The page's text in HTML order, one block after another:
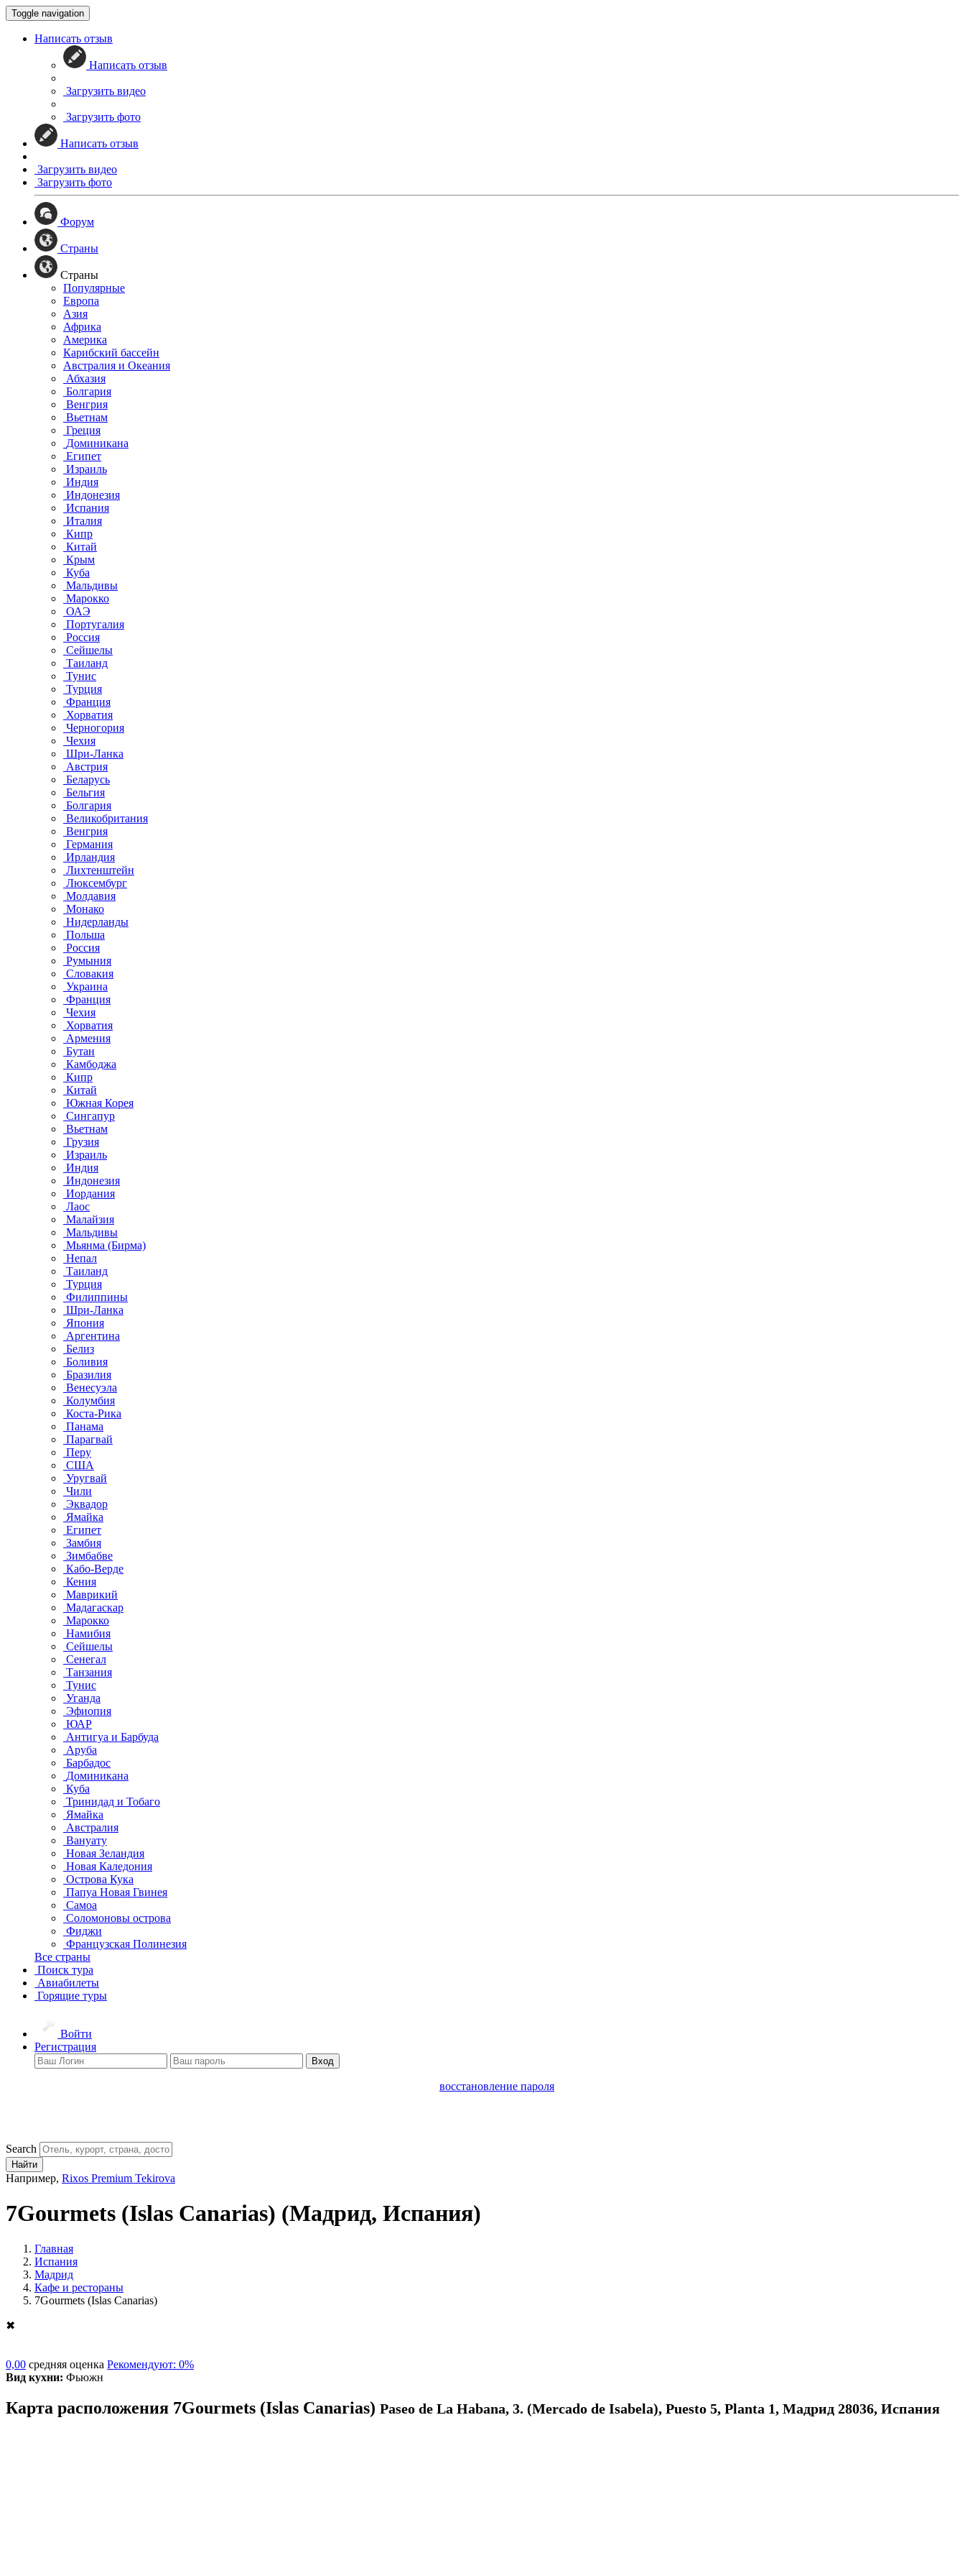
Toggle navigation
Написать отзыв
Написать отзыв
Загрузить видео
Загрузить фото
Написать отзыв
Загрузить видео
Загрузить фото
Форум
Страны
Страны
Популярные
Европа
Азия
Африка
Америка
Карибский бассейн
Австралия и Океания
Абхазия
Болгария
Венгрия
Вьетнам
Греция
Доминикана
Египет
Израиль
Индия
Индонезия
Испания
Италия
Кипр
Китай
Крым
Куба
Мальдивы
Марокко
ОАЭ
Португалия
Россия
Сейшелы
Таиланд
Тунис
Турция
Франция
Хорватия
Черногория
Чехия
Шри-Ланка
Австрия
Беларусь
Бельгия
Болгария
Великобритания
Венгрия
Германия
Ирландия
Лихтенштейн
Люксембург
Молдавия
Монако
Нидерланды
Польша
Россия
Румыния
Словакия
Украина
Франция
Чехия
Хорватия
Армения
Бутан
Камбоджа
Кипр
Китай
Южная Корея
Сингапур
Вьетнам
Грузия
Израиль
Индия
Индонезия
Иордания
Лаос
Малайзия
Мальдивы
Мьянма (Бирма)
Непал
Таиланд
Турция
Филиппины
Шри-Ланка
Япония
Аргентина
Белиз
Боливия
Бразилия
Венесуэла
Колумбия
Коста-Рика
Панама
Парагвай
Перу
США
Уругвай
Чили
Эквадор
Ямайка
Египет
Замбия
Зимбабве
Кабо-Верде
Кения
Маврикий
Мадагаскар
Марокко
Намибия
Сейшелы
Сенегал
Танзания
Тунис
Уганда
Эфиопия
ЮАР
Антигуа и Барбуда
Аруба
Барбадос
Доминикана
Куба
Тринидад и Тобаго
Ямайка
Австралия
Вануату
Новая Зеландия
Новая Каледония
Острова Кука
Папуа Новая Гвинея
Самоа
Соломоновы острова
Фиджи
Французская Полинезия
Все страны
Поиск тура
Авиабилеты
Горящие туры
Войти
Регистрация
Вход
восстановление пароля
Search
Найти
Например, Rixos Premium Tekirova
7Gourmets (Islas Canarias) (Мадрид, Испания)
Главная
Испания
Мадрид
Кафе и рестораны
7Gourmets (Islas Canarias)
✖
0,00 средняя оценка Рекомендуют: 0%
Вид кухни: Фьюжн
Карта расположения 7Gourmets (Islas Canarias) Paseo de La Habana, 3. (Mercado de Isabela), Puesto 5, Planta 1, Мадрид 28036, Испания